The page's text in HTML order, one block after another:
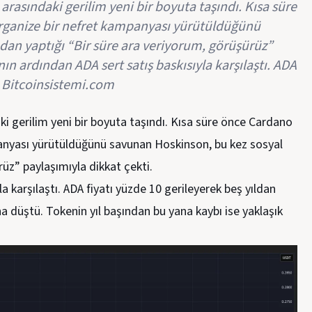
gerilim yeni bir boyuta taşındı. Kısa süre
bir nefret kampanyası yürütüldüğünü
yaptığı “Bir süre ara veriyorum, görüşürüz”
ardından ADA sert satış baskısıyla karşılaştı. ADA
Bitcoinsistemi.com
yeni bir boyuta taşındı. Kısa süre önce Cardano
yürütüldüğünü savunan Hoskinson, bu kez sosyal
paylaşımıyla dikkat çekti.
karşılaştı. ADA fiyatı yüzde 10 gerileyerek beş yıldan
Tokenin yıl başından bu yana kaybı ise yaklaşık